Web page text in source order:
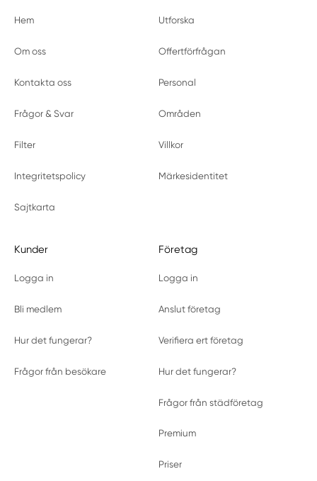
Hem Utforska
Om oss Offertförfrågan
Kontakta oss Personal
Frågor & Svar Områden
Filter Villkor
Integritetspolicy Märkesidentitet
Sajtkarta
Kunder
Logga in
Bli medlem
Hur det fungerar?
Frågor från besökare
Företag
Logga in
Anslut företag
Verifiera ert företag
Hur det fungerar?
Frågor från städföretag
Premium
Priser